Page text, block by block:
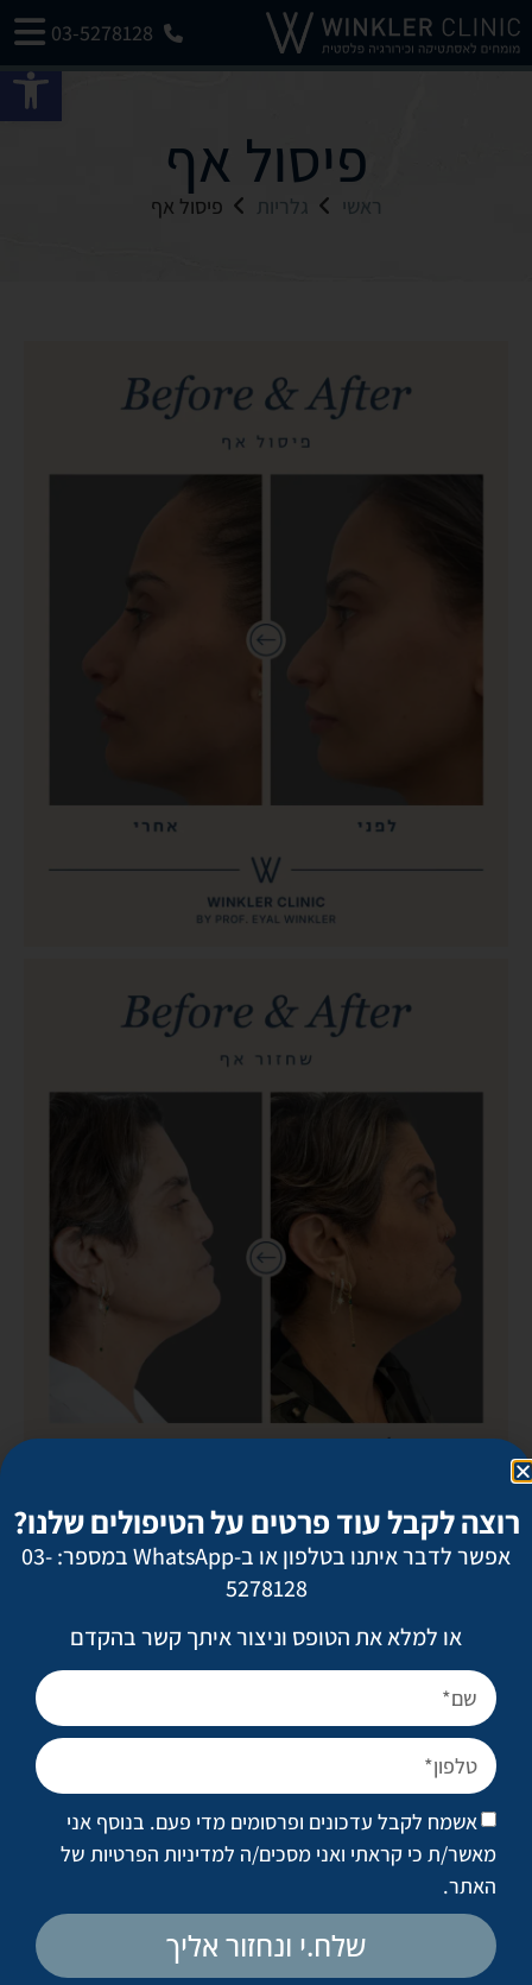
03-5278128
פיסול אף
ראשי גלריות פיסול אף
חזרה לגלריות
בואו נקבע פגישה
רוצה לקבל עוד פרטים על הטיפולים שלנו?
אפשר לדבר איתנו בטלפון או ב-WhatsApp במספר: 03-
5278128
או למלא את הטופס וניצור איתך קשר בהקדם
אשמח לקבל עדכונים ופרסומים מדי פעם. בנוסף אני
מאשר/ת כי קראתי ואני מסכים/ה למדיניות הפרטיות של
האתר.
שלח.י ונחזור אליך